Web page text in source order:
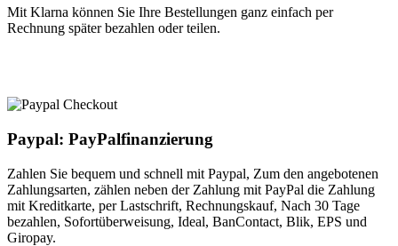
Mit Klarna können Sie Ihre Bestellungen ganz einfach per
Rechnung später bezahlen oder teilen.
Paypal: PayPalfinanzierung
Zahlen Sie bequem und schnell mit Paypal, Zum den angebotenen
Zahlungsarten, zählen neben der Zahlung mit PayPal die Zahlung
mit Kreditkarte, per Lastschrift, Rechnungskauf, Nach 30 Tage
bezahlen, Sofortüberweisung, Ideal, BanContact, Blik, EPS und
Giropay.